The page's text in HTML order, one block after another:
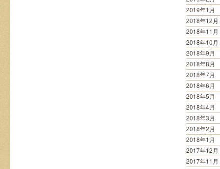
2019年1月
2018年12月
2018年11月
2018年10月
2018年9月
2018年8月
2018年7月
2018年6月
2018年5月
2018年4月
2018年3月
2018年2月
2018年1月
2017年12月
2017年11月